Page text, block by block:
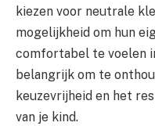
kiezen voor neutrale
mogelijkheid om hun
comfortabel te voelen
belangrijk om te
keuzevrijheid en het
van je kind.